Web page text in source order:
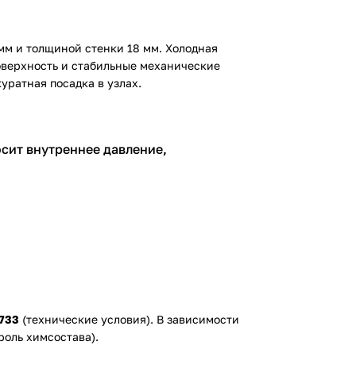
и толщиной стенки 18 мм. Холодная
и стабильные механические
посадка в узлах.
внутреннее давление,
(технические условия). В зависимости
химсостава).